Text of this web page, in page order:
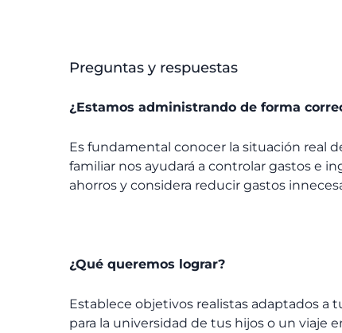
Preguntas y respuestas
¿Estamos administrando de forma
Es fundamental conocer la situación real
familiar nos ayudará a controlar gastos e
ahorros y considera reducir gastos
¿Qué queremos lograr?
Establece objetivos realistas adaptados a
para la universidad de tus hijos o un viaje